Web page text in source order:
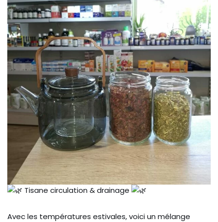
Tisane circulation & drainage
Avec les températures estivales, voici un mélange